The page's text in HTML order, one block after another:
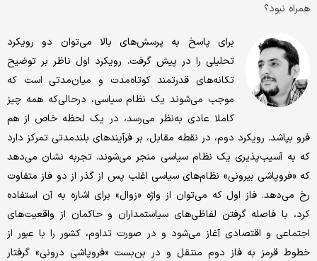
همراه نبود؟
برای پاسخ به پرسش‌های بالا می‌توان دو رویکرد
تحلیلی را در پیش گرفت. رویکرد اول ناظر بر توضیح
تکانه‌های قدرتمند کوتاه‌مدت و میان‌مدتی است که
موجب می‌شوند یک نظام سیاسی، درحالی‌که همه چیز
کاملا عادی به‌نظر می‌رسد، در یک لحظه خاص از هم
فرو بپاشد. رویکرد دوم، در نقطه مقابل، بر فرآیندهای بلندمدتی تمرکز دارد
که به آسیب‌پذیری یک نظام سیاسی منجر می‌شوند. تجربه نشان می‌دهد
که «فروپاشی بیرونی» نظام‌های سیاسی اغلب پس از گذر از دو فاز متفاوت
رخ می‌دهد. فاز اول که می‌توان از واژه «زوال» برای اشاره به آن استفاده
کرد، با فاصله گرفتن لفاظی‌های سیاستمداران و حاکمان از واقعیت‌های
اجتماعی و اقتصادی آغاز می‌شود و در صورت تداوم، کشور را با عبور از
خطوط قرمز به فاز دوم منتقل و در بن‌بست «فروپاشی درونی» گرفتار